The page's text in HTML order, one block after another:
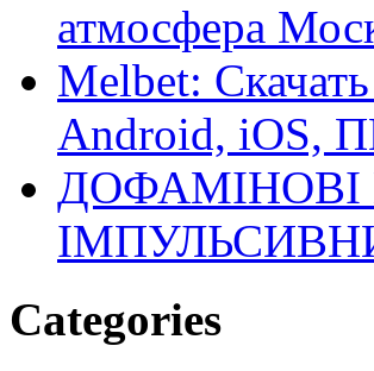
атмосфера
Melbet:
Android, iOS,
Categories